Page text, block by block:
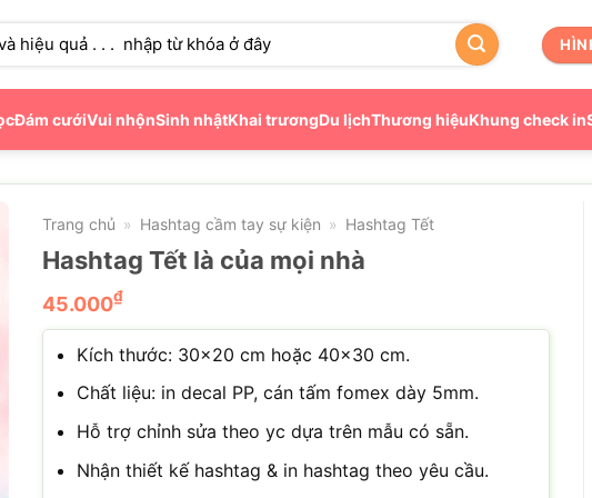
Đám cướiVui nhộnSinh nhậtKhai trươngDu lịchThương hiệuKhung check in
Trang chủ » Hashtag cầm tay sự kiện » Hashtag Tết
Hashtag Tết là của mọi nhà
45.000₫
Kích thước: 30×20 cm hoặc 40×30 cm.
Chất liệu: in decal PP, cán tấm fomex dày 5mm.
Hỗ trợ chỉnh sửa theo yc dựa trên mẫu có sẵn.
Nhận thiết kế hashtag & in hashtag theo yêu cầu.